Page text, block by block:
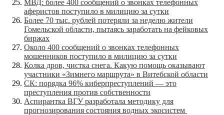
МВД: более 400 сообщений о звонках телефонных
аферистов поступило в милицию за сутки
Более 70 тыс. рублей потеряли за неделю жители
Гомельской области, пытаясь заработать на фейковых
биржах
Около 400 сообщений о звонках телефонных
мошенников поступило в милицию за сутки
Колка дров, чистка снега. Какую помощь оказывают
участники «Зимнего маршрута» в Витебской области
СК: порядка 96% киберпреступлений — это
преступления против собственности
Аспирантка ВГУ разработала методику для
прогнозирования состояния водных экосистем